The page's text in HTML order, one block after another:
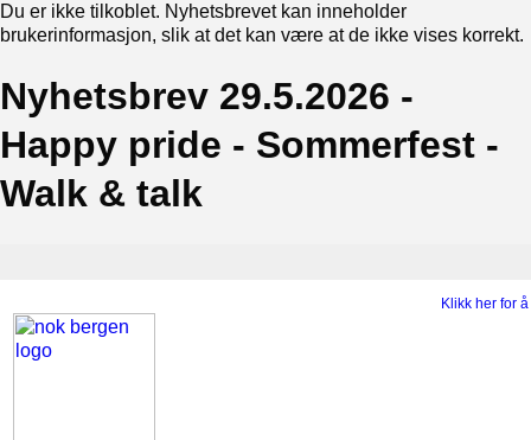
Du er ikke tilkoblet. Nyhetsbrevet kan inneholder
brukerinformasjon, slik at det kan være at de ikke vises korrekt.
Nyhetsbrev 29.5.2026 -
Happy pride - Sommerfest -
Walk & talk
Klikk her for